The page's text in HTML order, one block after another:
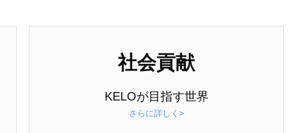
社会貢献
KELOが目指す世界
さらに詳しく>